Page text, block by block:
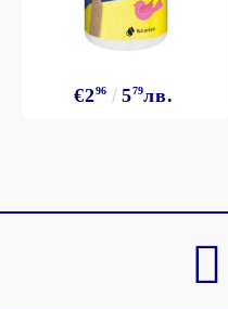
€296 579лв.